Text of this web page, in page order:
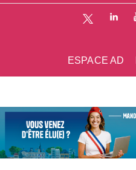
ESPACE AD